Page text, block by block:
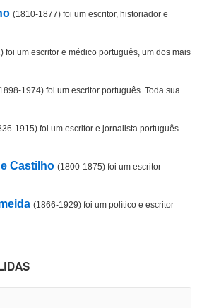
(1810-1877) foi um escritor, historiador e
foi um escritor e médico português, um dos mais
1974) foi um escritor português. Toda sua
1915) foi um escritor e jornalista português
Castilho (1800-1875) foi um escritor
(1866-1929) foi um político e escritor